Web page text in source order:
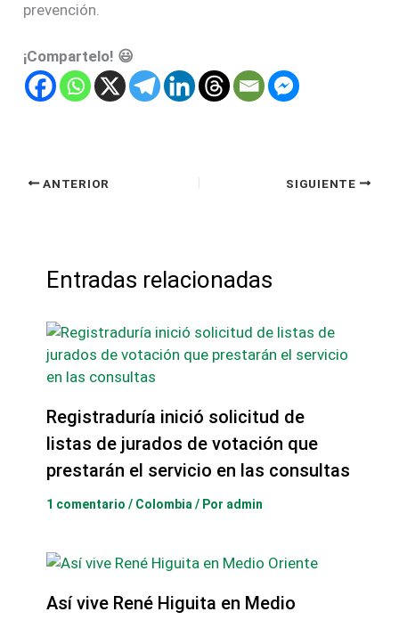
prevención.
¡Compartelo! 😃
ANTERIOR SIGUIENTE
Entradas relacionadas
Registraduría inició solicitud de
listas de jurados de votación que
prestarán el servicio en las consultas
1 comentario / Colombia / Por admin
Así vive René Higuita en Medio